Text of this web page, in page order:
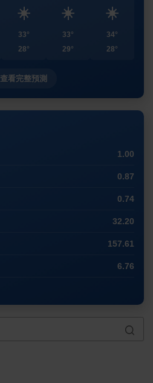
☀️
33°
28°
☀️
33°
29°
☀️
34°
28°
查看完整預測
1.00
0.87
0.74
32.20
157.61
6.76